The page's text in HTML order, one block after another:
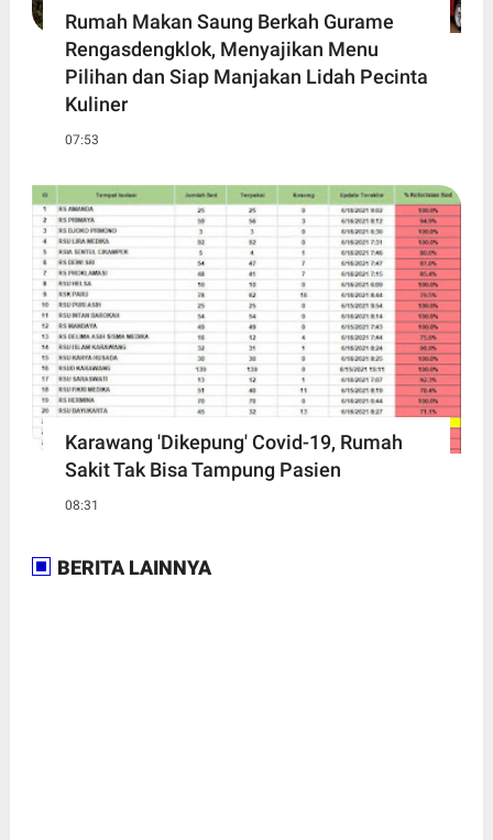
Rumah Makan Saung Berkah Gurame
Rengasdengklok, Menyajikan Menu
Pilihan dan Siap Manjakan Lidah Pecinta
Kuliner
07:53
Karawang 'Dikepung' Covid-19, Rumah
Sakit Tak Bisa Tampung Pasien
08:31
BERITA LAINNYA